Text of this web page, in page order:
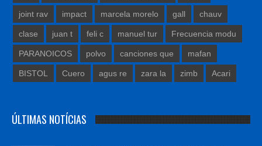
joint rav impact marcela morelo gall chauv
clase juan t feli c manuel tur Frecuencia modu
PARANOICOS polvo canciones que mafan
BISTOL Cuero agus re zara la zimb Acari
ÚLTIMAS NOTÍCIAS